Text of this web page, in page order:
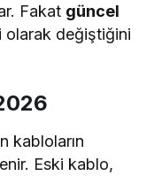
Fakat güncel
olarak değiştiğini
kabloların
Eski kablo,